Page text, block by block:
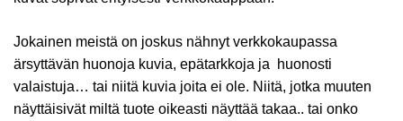
Jokainen meistä on joskus nähnyt verkkokaupassa
ärsyttävän huonoja kuvia, epätarkkoja ja huonosti
valaistuja… tai niitä kuvia joita ei ole. Niitä, jotka muuten
näyttäisivät miltä tuote oikeasti näyttää takaa.. tai onko